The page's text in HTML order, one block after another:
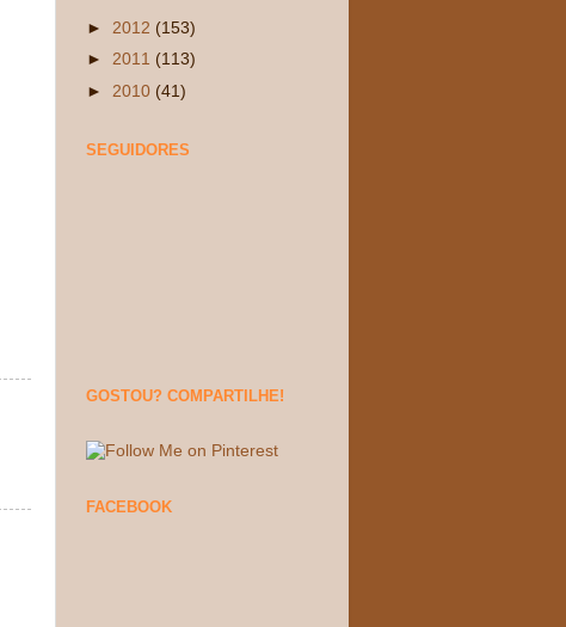
► 2012 (153)
► 2011 (113)
► 2010 (41)
SEGUIDORES
GOSTOU? COMPARTILHE!
FACEBOOK